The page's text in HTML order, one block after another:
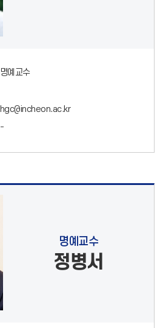
명예교수
hgc@incheon.ac.kr
-
명예교수
정병서